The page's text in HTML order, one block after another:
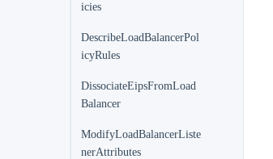
icies
DescribeLoadBalancerPol
icyRules
DissociateEipsFromLoad
Balancer
ModifyLoadBalancerListe
nerAttributes